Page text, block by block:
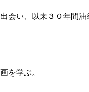
会い、以来３０年間油
を学ぶ。